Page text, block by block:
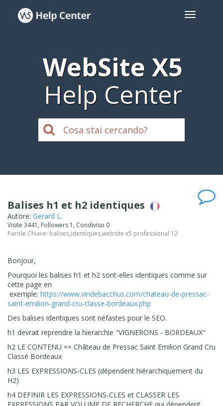
WebSite X5
Help Center
Balises h1 et h2 identiques
Autore: Gerard L.
Visite 3441, Followers 1, Condiviso 0
Parole Chiave: balises,identiques,website x5 professional 12
Bonjour,
Pourquoi les balises h1 et h2 sont-elles identiques comme sur
cette page en
exemple: https://www.vindebacchus.com/chateau-de-pressac-
saint-emilion-grand-cru-classe-bordeaux.php
Des balises identiques sont néfastes pour le SEO.
h1 devrait reprendre la hierarchie "VIGNERONS - BORDEAUX"
h2 LE CONTENU == Château de Pressac Saint Emilion Grand Cru
Classé Bordeaux
h3 LES EXPRESSIONS-CLES (dépendent hiérarchiquement du
H2)
h4 DEFINIR LES EXPRESSIONS-CLES et CLASSER LES
EXPRESSIONS PAR VOLUME DE RECHERCHE qui dépendent